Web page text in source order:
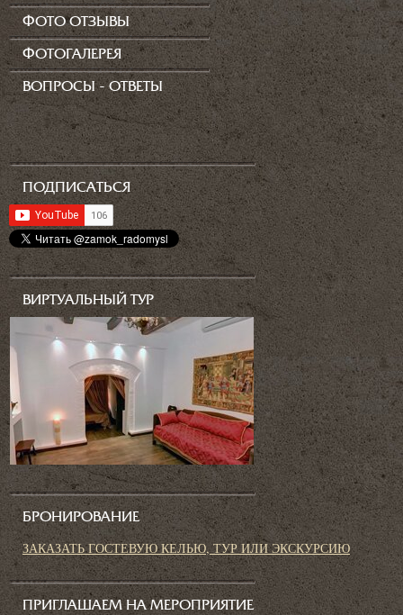
ФОТО ОТЗЫВЫ
ФОТОГАЛЕРЕЯ
ВОПРОСЫ - ОТВЕТЫ
ПОДПИСАТЬСЯ
ВИРТУАЛЬНЫЙ ТУР
БРОНИРОВАНИЕ
ЗАКАЗАТЬ ГОСТЕВУЮ КЕЛЬЮ, ТУР ИЛИ ЭКСКУРСИЮ
ПРИГЛАШАЕМ НА МЕРОПРИЯТИЕ